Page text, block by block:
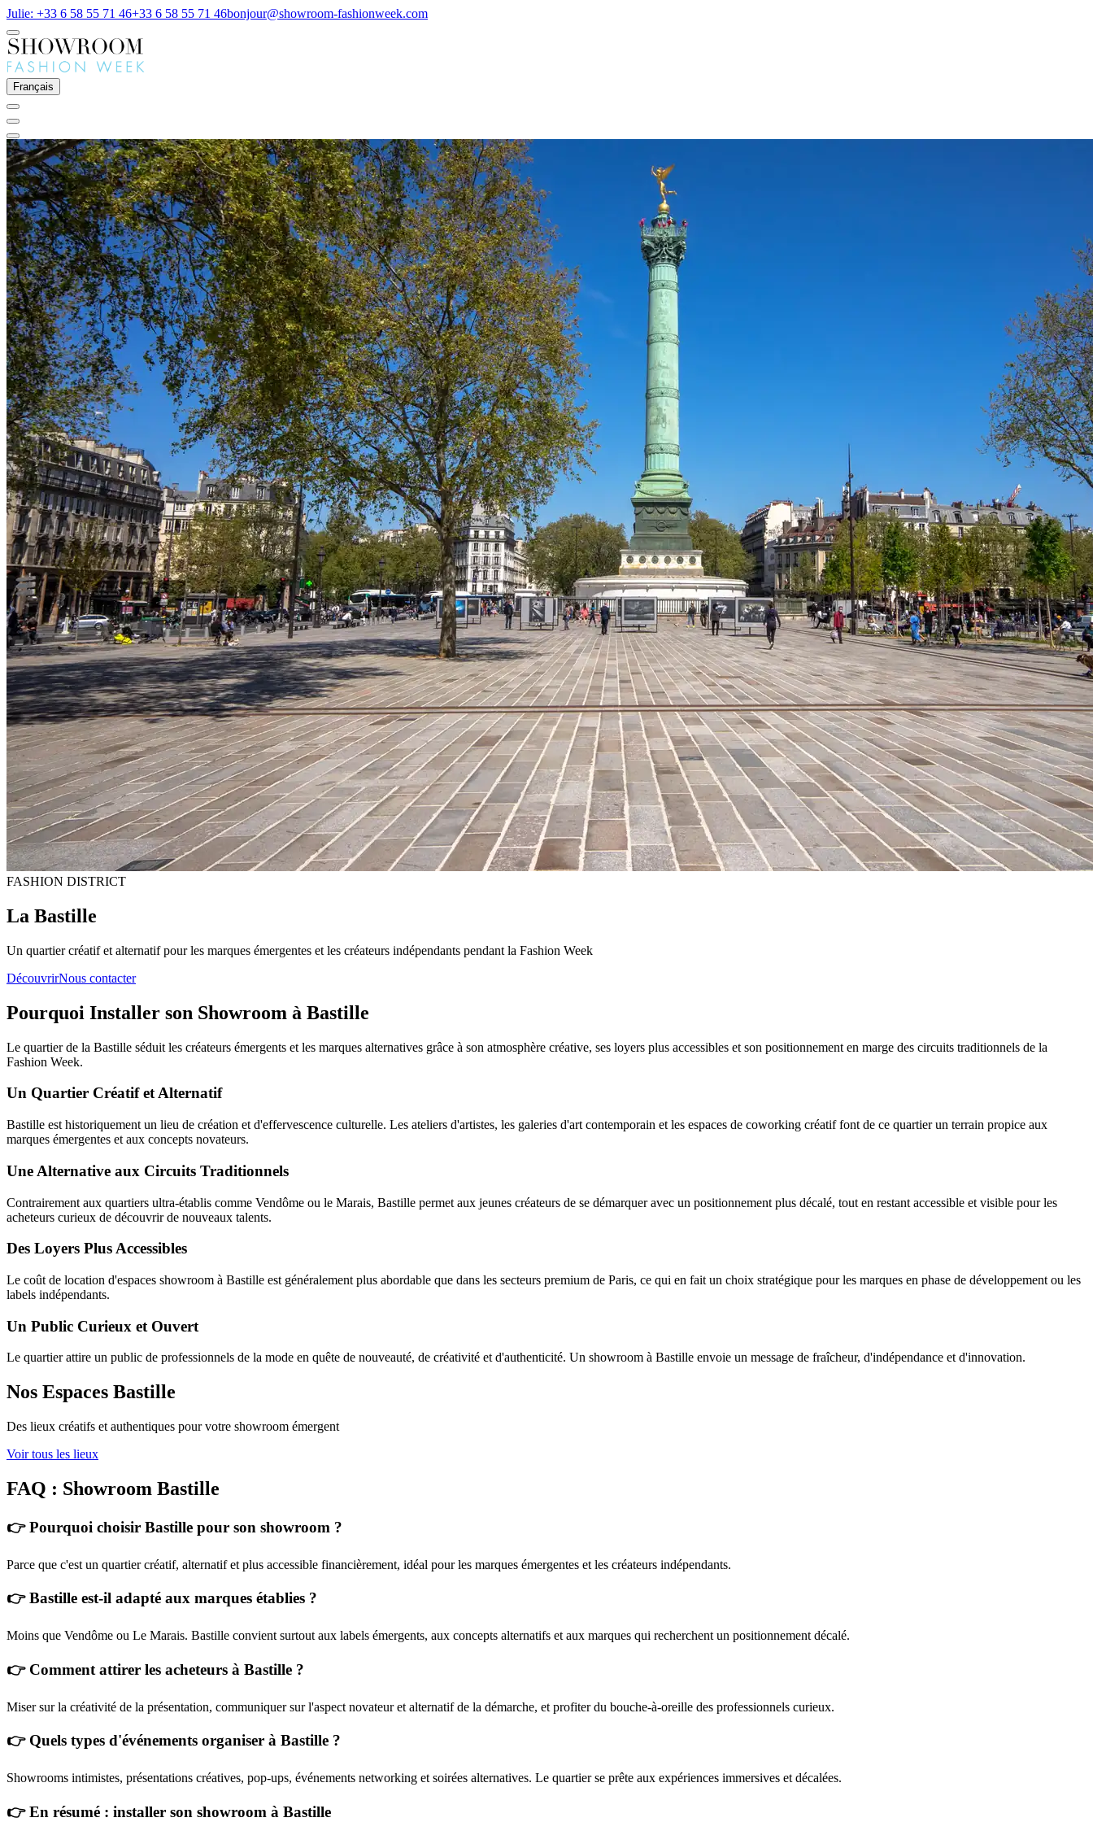
Julie: +33 6 58 55 71 46+33 6 58 55 71 46bonjour@showroom-fashionweek.com
Français
FASHION DISTRICT
La Bastille
Un quartier créatif et alternatif pour les marques émergentes et les créateurs indépendants pendant la Fashion Week
DécouvrirNous contacter
Pourquoi Installer son Showroom à Bastille
Le quartier de la Bastille séduit les créateurs émergents et les marques alternatives grâce à son atmosphère créative, ses loyers plus accessibles et son positionnement en marge des circuits traditionnels de la
Fashion Week.
Un Quartier Créatif et Alternatif
Bastille est historiquement un lieu de création et d'effervescence culturelle. Les ateliers d'artistes, les galeries d'art contemporain et les espaces de coworking créatif font de ce quartier un terrain propice aux
marques émergentes et aux concepts novateurs.
Une Alternative aux Circuits Traditionnels
Contrairement aux quartiers ultra-établis comme Vendôme ou le Marais, Bastille permet aux jeunes créateurs de se démarquer avec un positionnement plus décalé, tout en restant accessible et visible pour les
acheteurs curieux de découvrir de nouveaux talents.
Des Loyers Plus Accessibles
Le coût de location d'espaces showroom à Bastille est généralement plus abordable que dans les secteurs premium de Paris, ce qui en fait un choix stratégique pour les marques en phase de développement ou les
labels indépendants.
Un Public Curieux et Ouvert
Le quartier attire un public de professionnels de la mode en quête de nouveauté, de créativité et d'authenticité. Un showroom à Bastille envoie un message de fraîcheur, d'indépendance et d'innovation.
Nos Espaces Bastille
Des lieux créatifs et authentiques pour votre showroom émergent
Voir tous les lieux
FAQ : Showroom Bastille
👉 Pourquoi choisir Bastille pour son showroom ?
Parce que c'est un quartier créatif, alternatif et plus accessible financièrement, idéal pour les marques émergentes et les créateurs indépendants.
👉 Bastille est-il adapté aux marques établies ?
Moins que Vendôme ou Le Marais. Bastille convient surtout aux labels émergents, aux concepts alternatifs et aux marques qui recherchent un positionnement décalé.
👉 Comment attirer les acheteurs à Bastille ?
Miser sur la créativité de la présentation, communiquer sur l'aspect novateur et alternatif de la démarche, et profiter du bouche-à-oreille des professionnels curieux.
👉 Quels types d'événements organiser à Bastille ?
Showrooms intimistes, présentations créatives, pop-ups, événements networking et soirées alternatives. Le quartier se prête aux expériences immersives et décalées.
👉En résumé : installer son showroom à Bastille